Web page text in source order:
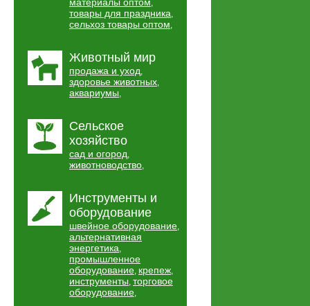
,
товары для праздника,
сельхоз товары оптом,
Животный мир
продажа и уход,
здоровье животных,
аквариумы,
Сельское
хозяйство
сад и огород,
животноводство,
Инструменты и
оборудование
швейное оборудование,
альтернативная
энергетика,
промышленное
оборудование, крепеж,
инструменты, торговое
оборудование,